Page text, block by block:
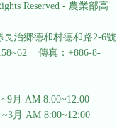
Reserved - 農業部高
長治鄉德和村德和路2-6號
傳真：+886-8-
月 AM 8:00~12:00
~3月 AM 8:00~12:00